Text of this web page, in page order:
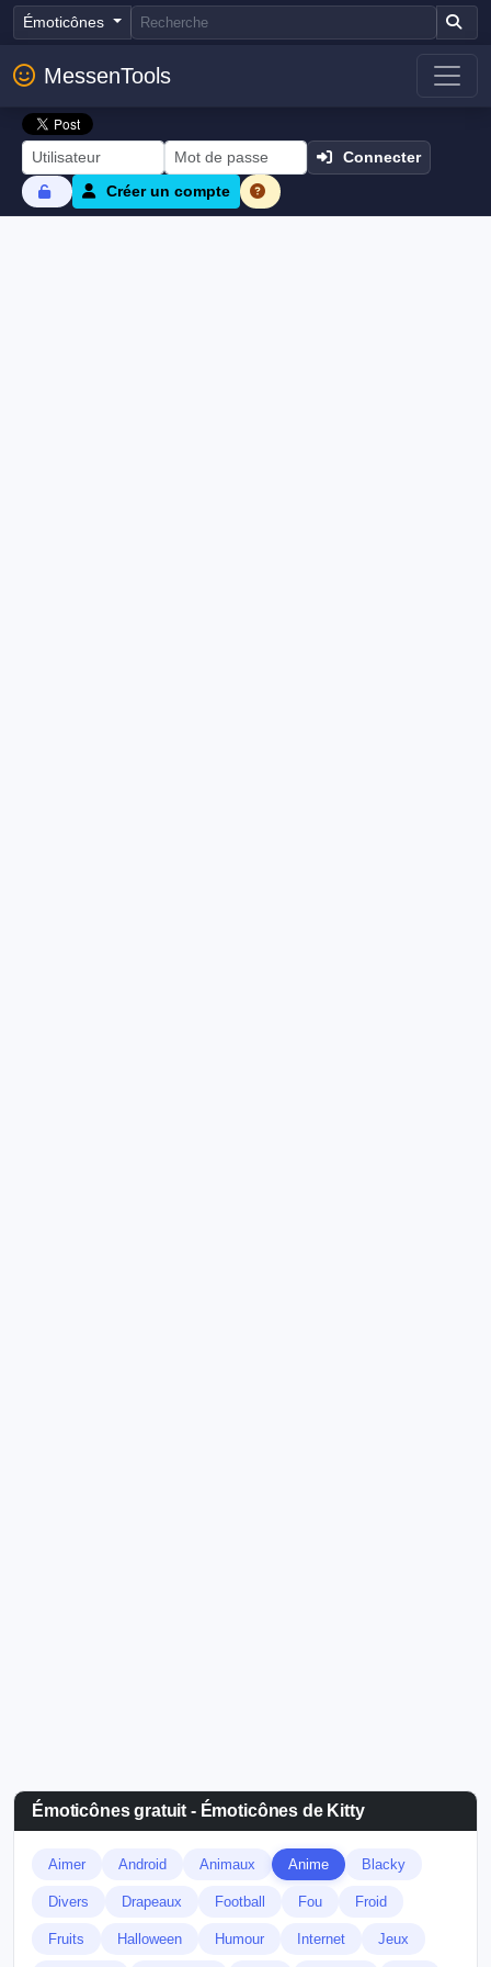
Émoticônes
MessenTools
Connecter
Créer un compte
Émoticônes gratuit - Émoticônes de Kitty
Aimer Android Animaux Anime Blacky
Divers Drapeaux Football Fou Froid
Fruits Halloween Humour Internet Jeux